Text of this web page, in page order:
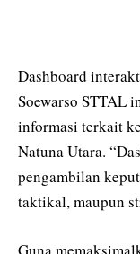
Dashboard
Soewarso STTAL
informasi terkait
Natuna Utara.
pengambilan
taktikal, maupun
Guna